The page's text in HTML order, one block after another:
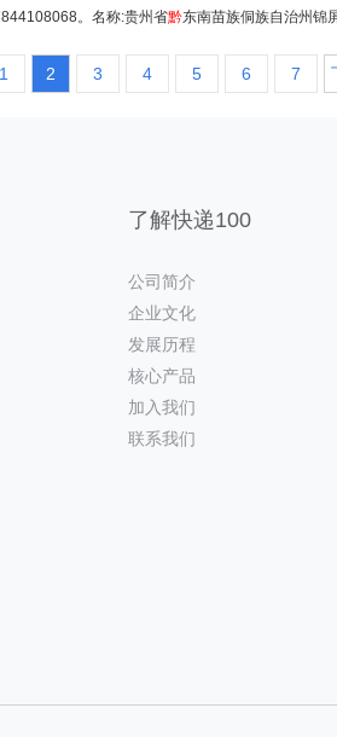
。名称:贵州省黔东南苗族侗族自治州锦
1 2 3 4 5 6 7
了解快递100
公司简介
企业文化
发展历程
核心产品
加入我们
联系我们